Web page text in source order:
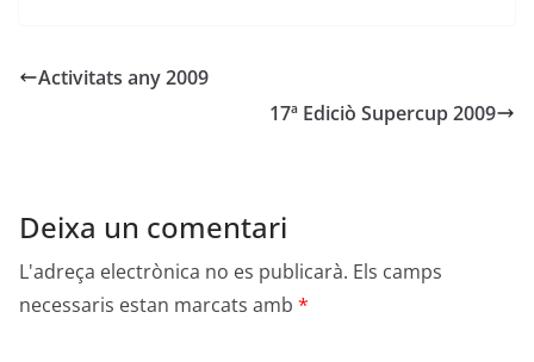
Activitats any 2009
17ª Ediciò Supercup 2009
Deixa un comentari
L'adreça electrònica no es publicarà. Els camps
necessaris estan marcats amb *